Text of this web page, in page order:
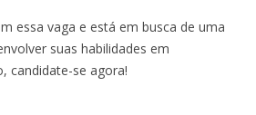
essa vaga e está em busca de uma
suas habilidades em
candidate-se agora!